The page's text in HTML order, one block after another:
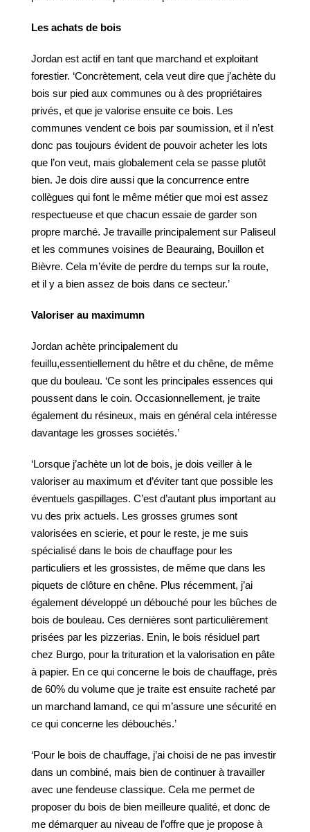
Les achats de bois
Jordan est actif en tant que marchand et exploitant
forestier. ‘Concrètement, cela veut dire que j’achète du
bois sur pied aux communes ou à des propriétaires
privés, et que je valorise ensuite ce bois. Les
communes vendent ce bois par soumission, et il n’est
donc pas toujours évident de pouvoir acheter les lots
que l’on veut, mais globalement cela se passe plutôt
bien. Je dois dire aussi que la concurrence entre
collègues qui font le même métier que moi est assez
respectueuse et que chacun essaie de garder son
propre marché. Je travaille principalement sur Paliseul
et les communes voisines de Beauraing, Bouillon et
Bièvre. Cela m’évite de perdre du temps sur la route,
et il y a bien assez de bois dans ce secteur.’
Valoriser au maximumn
Jordan achète principalement du
feuillu,essentiellement du hêtre et du chêne, de même
que du bouleau. ‘Ce sont les principales essences qui
poussent dans le coin. Occasionnellement, je traite
également du résineux, mais en général cela intéresse
davantage les grosses sociétés.’
‘Lorsque j’achète un lot de bois, je dois veiller à le
valoriser au maximum et d’éviter tant que possible les
éventuels gaspillages. C’est d’autant plus important au
vu des prix actuels. Les grosses grumes sont
valorisées en scierie, et pour le reste, je me suis
spécialisé dans le bois de chauffage pour les
particuliers et les grossistes, de même que dans les
piquets de clôture en chêne. Plus récemment, j’ai
également développé un débouché pour les bûches de
bois de bouleau. Ces dernières sont particulièrement
prisées par les pizzerias. Enin, le bois résiduel part
chez Burgo, pour la trituration et la valorisation en pâte
à papier. En ce qui concerne le bois de chauffage, près
de 60% du volume que je traite est ensuite racheté par
un marchand lamand, ce qui m’assure une sécurité en
ce qui concerne les débouchés.’
‘Pour le bois de chauffage, j’ai choisi de ne pas investir
dans un combiné, mais bien de continuer à travailler
avec une fendeuse classique. Cela me permet de
proposer du bois de bien meilleure qualité, et donc de
me démarquer au niveau de l’offre que je propose à